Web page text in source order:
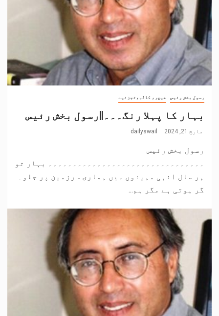
رسول بخش رئیس فیچر، کالم،تجزئیے
بہار کا پہلا رنگ۔۔۔||رسول بخش رئیس
مارچ 21, 2024 dailyswail
رسول بخش رئیس
۔۔۔۔۔۔۔۔۔۔۔۔۔۔۔۔۔۔۔۔۔۔۔۔۔۔۔۔۔۔۔۔ بہار تو
ہر سال انہی مہینوں میں ہماری سرزمین پر جلوہ
گر ہوتی ہے مگر ہم...